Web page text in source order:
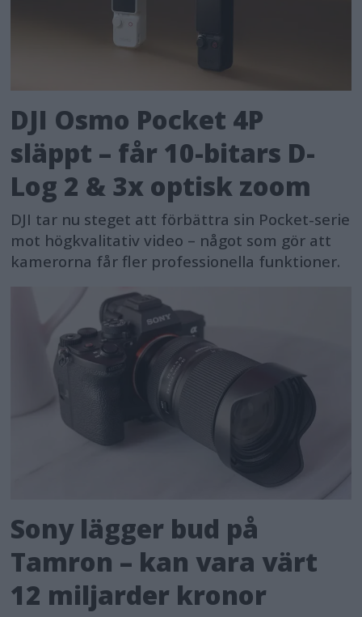
DJI Osmo Pocket 4P
släppt – får 10-bitars D-
Log 2 & 3x optisk zoom
DJI tar nu steget att förbättra sin Pocket-serie
mot högkvalitativ video – något som gör att
kamerorna får fler professionella funktioner.
Sony lägger bud på
Tamron – kan vara värt
12 miljarder kronor